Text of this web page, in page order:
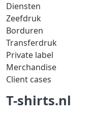
Diensten
Zeefdruk
Borduren
Transferdruk
Private label
Merchandise
Client cases
T-shirts.nl